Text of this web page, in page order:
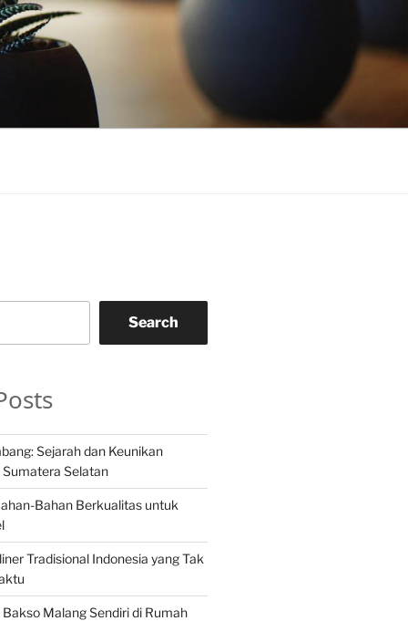
Search
Sejarah dan Keunikan
Selatan
Bahan Berkualitas untuk
Tradisional Indonesia yang Tak
Malang Sendiri di Rumah